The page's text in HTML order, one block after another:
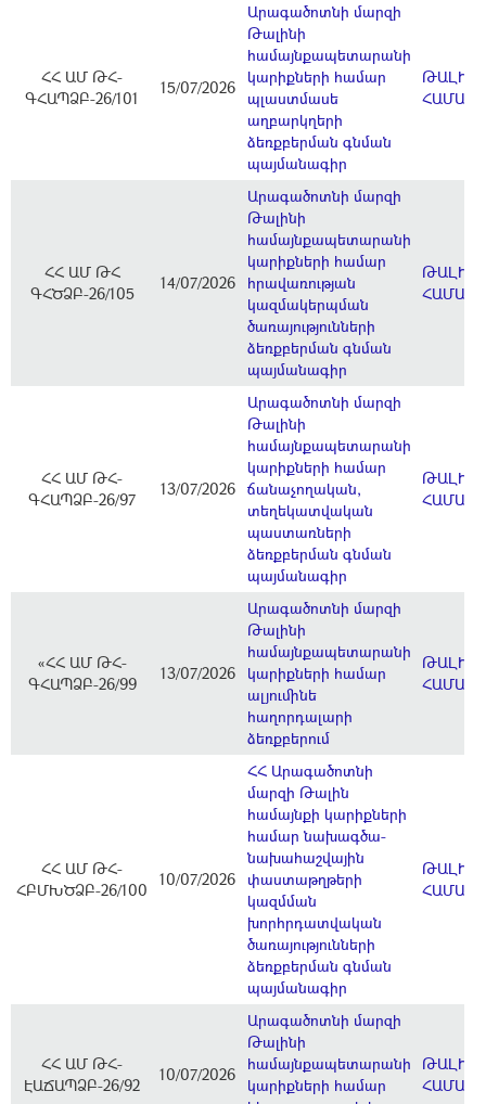
ՀՀ ԱՄ ԹՀ-
ԳՀԱՊՁԲ-26/101
15/07/2026
Արագածոտնի մարզի
Թալինի
համայնքապետարանի
կարիքների համար
պլաստմասե
աղբարկղերի
ձեռքբերման գնման
պայմանագիր
ՀՀ ԱՄ ԹՀ
ԳՀԾՁԲ-26/105
14/07/2026
Արագածոտնի մարզի
Թալինի
համայնքապետարանի
կարիքների համար
հրավառության
կազմակերպման
ծառայությունների
ձեռքբերման գնման
պայմանագիր
ՀՀ ԱՄ ԹՀ-
ԳՀԱՊՁԲ-26/97
13/07/2026
Արագածոտնի մարզի
Թալինի
համայնքապետարանի
կարիքների համար
ճանաչողական,
տեղեկատվական
պաստառների
ձեռքբերման գնման
պայմանագիր
«ՀՀ ԱՄ ԹՀ-
ԳՀԱՊՁԲ-26/99
13/07/2026
Արագածոտնի մարզի
Թալինի
համայնքապետարանի
կարիքների համար
ալյումինե
հաղորդալարի
ձեռքբերում
ՀՀ ԱՄ ԹՀ-
ՀԲՄԽԾՁԲ-26/100
10/07/2026
ՀՀ Արագածոտնի
մարզի Թալին
համայնքի կարիքների
համար նախագծա-
նախահաշվային
փաստաթղթերի
կազմման
խորհրդատվական
ծառայությունների
ձեռքբերման գնման
պայմանագիր
ՀՀ ԱՄ ԹՀ-
ԷԱՃԱՊՁԲ-26/92
10/07/2026
Արագածոտնի մարզի
Թալինի
համայնքապետարանի
կարիքների համար